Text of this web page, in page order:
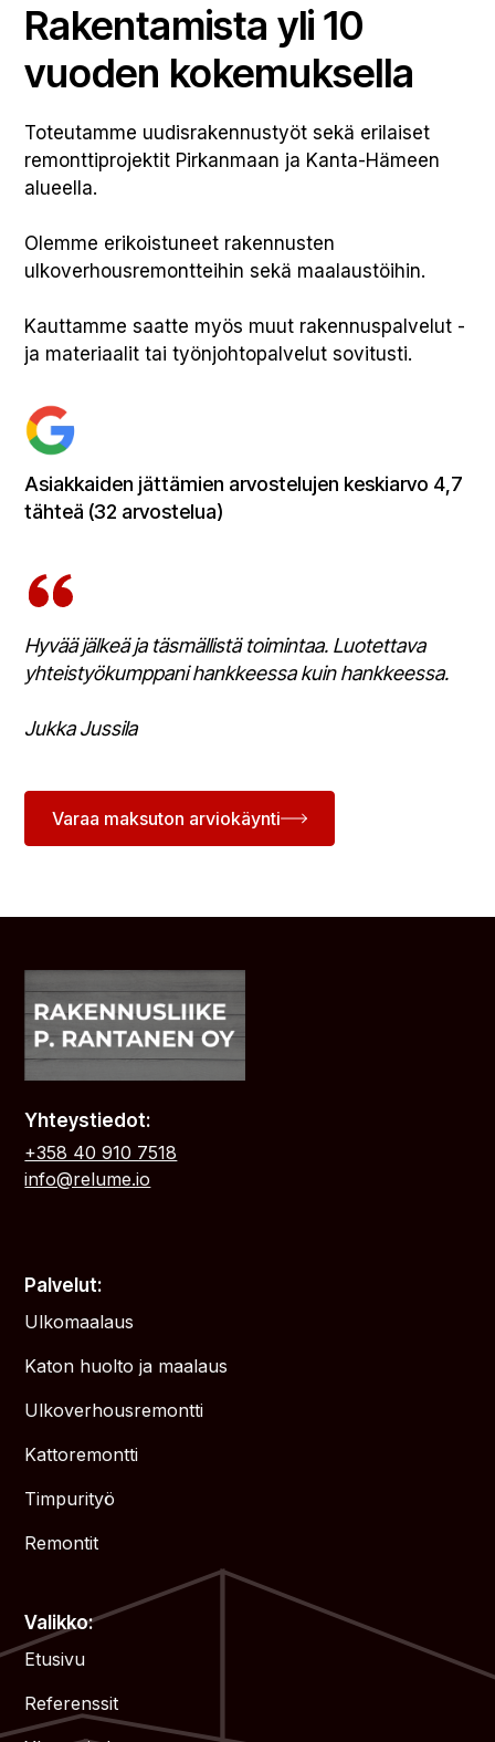
Rakentamista yli 10
vuoden kokemuksella
Toteutamme uudisrakennustyöt sekä erilaiset
remonttiprojektit Pirkanmaan ja Kanta-Hämeen
alueella.
Olemme erikoistuneet rakennusten
ulkoverhousremontteihin sekä maalaustöihin.
Kauttamme saatte myös muut rakennuspalvelut -
ja materiaalit tai työnjohtopalvelut sovitusti.
Asiakkaiden jättämien arvostelujen keskiarvo 4,7
tähteä (32 arvostelua)
Hyvää jälkeä ja täsmällistä toimintaa. Luotettava
yhteistyökumppani hankkeessa kuin hankkeessa.
Jukka Jussila
Varaa maksuton arviokäynti
Yhteystiedot:
+358 40 910 7518
info@relume.io
Palvelut:
Ulkomaalaus
Katon huolto ja maalaus
Ulkoverhousremontti
Kattoremontti
Timpurityö
Remontit
Valikko:
Etusivu
Referenssit